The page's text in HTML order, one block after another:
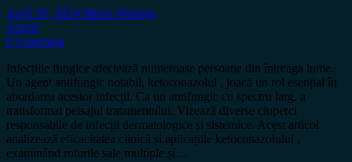
April 30, 2024 Miron Manega
Autori
0 Comment
Infecțiile fungice afectează numeroase persoane din întreaga lume.
Un agent antifungic notabil, ketoconazolul , joacă un rol esențial în
abordarea acestor infecții. Ca un antifungic cu spectru larg, a
transformat peisajul tratamentului. Vizează diverse ciuperci
responsabile de infecții dermatologice și sistemice. Acest articol
analizează eficacitatea clinică și aplicațiile ketoconazolului ,
examinând rolurile sale multiple și…